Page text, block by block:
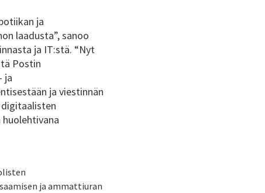
ja
laadusta”, sanoo
ja IT:stä. “Nyt
Postin
ja
ja viestinnän
ja ammattiuran